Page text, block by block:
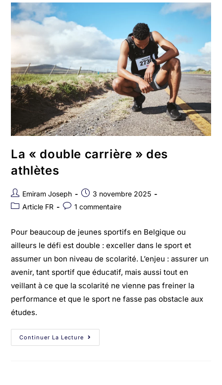
La « double carrière » des
athlètes
Emiram Joseph
3 novembre 2025
Article FR
1 commentaire
Pour beaucoup de jeunes sportifs en Belgique ou
ailleurs le défi est double : exceller dans le sport et
assumer un bon niveau de scolarité. L’enjeu : assurer un
avenir, tant sportif que éducatif, mais aussi tout en
veillant à ce que la scolarité ne vienne pas freiner la
performance et que le sport ne fasse pas obstacle aux
études.
Continuer La Lecture